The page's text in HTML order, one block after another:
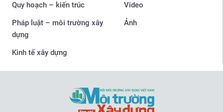
Quy hoạch – kiến trúc
Pháp luật – môi trường xây
dựng
Kinh tế xây dựng
Video
Ảnh